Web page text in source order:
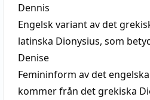
Dennis
Engelsk variant av det
latinska Dionysius, som
Denise
Femininform av det
kommer från det grekiska